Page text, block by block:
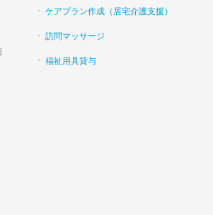
ケアプラン作成（居宅介護支援）
訪問マッサージ
福祉用具貸与